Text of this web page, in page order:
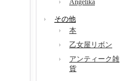
Angelika
その他
本
乙女屋リボン
アンティーク雑
貨